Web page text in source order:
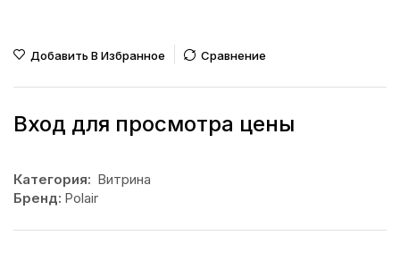
Добавить В Избранное Сравнение
Вход для просмотра цены
Категория: Витрина
Бренд: Polair